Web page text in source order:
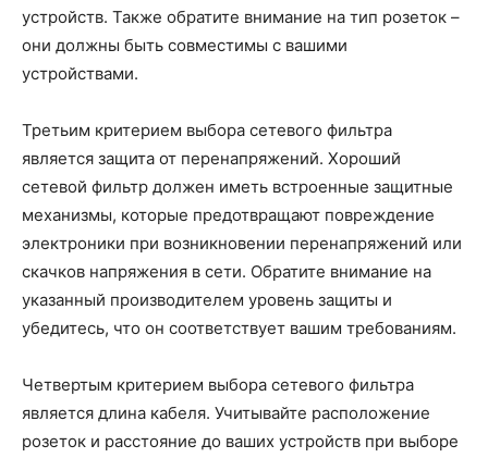
устройств. Также обратите внимание на тип розеток –
они должны быть совместимы с вашими
устройствами.
Третьим критерием выбора сетевого фильтра
является защита от перенапряжений. Хороший
сетевой фильтр должен иметь встроенные защитные
механизмы, которые предотвращают повреждение
электроники при возникновении перенапряжений или
скачков напряжения в сети. Обратите внимание на
указанный производителем уровень защиты и
убедитесь, что он соответствует вашим требованиям.
Четвертым критерием выбора сетевого фильтра
является длина кабеля. Учитывайте расположение
розеток и расстояние до ваших устройств при выборе